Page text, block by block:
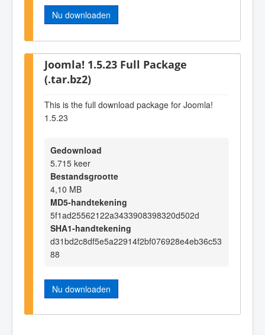
Nu downloaden
Joomla! 1.5.23 Full Package
(.tar.bz2)
This is the full download package for Joomla!
1.5.23
Gedownload
5.715 keer
Bestandsgrootte
4,10 MB
MD5-handtekening
5f1ad25562122a3433908398320d502d
SHA1-handtekening
d31bd2c8df5e5a22914f2bf076928e4eb36c53
88
Nu downloaden